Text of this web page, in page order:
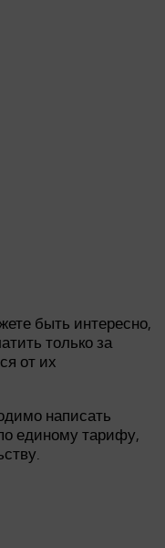
быть интересно,
только за
от их
написать
единому тарифу,